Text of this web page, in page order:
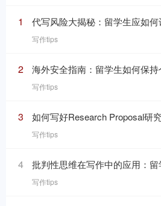
1 代写风险大揭秘：留学生应如
写作tips
2 海外安全指南：留学生如何保持
写作tips
3 如何写好Research Proposal研究计划
写作tips
4 批判性思维在写作中的应用：
写作tips